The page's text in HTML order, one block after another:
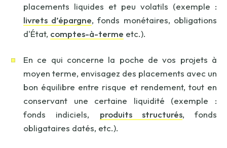
placements liquides et peu volatils (exemple :
livrets d’épargne, fonds monétaires, obligations
d'État, comptes-à-terme etc.).
En ce qui concerne la poche de vos projets à
moyen terme, envisagez des placements avec un
bon équilibre entre risque et rendement, tout en
conservant une certaine liquidité (exemple :
fonds indiciels, produits structurés, fonds
obligataires datés, etc.).